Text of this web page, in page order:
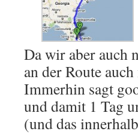
Da wir aber auch
an der Route
Immerhin sagt
und damit 1 Tag
(und das